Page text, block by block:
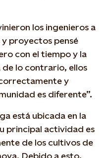
los ingenieros a
proyectos pensé
con el tiempo y la
de lo contrario, ellos
y
es diferente”.
está ubicada en la
principal actividad es
de los cultivos de
Debido a esto,